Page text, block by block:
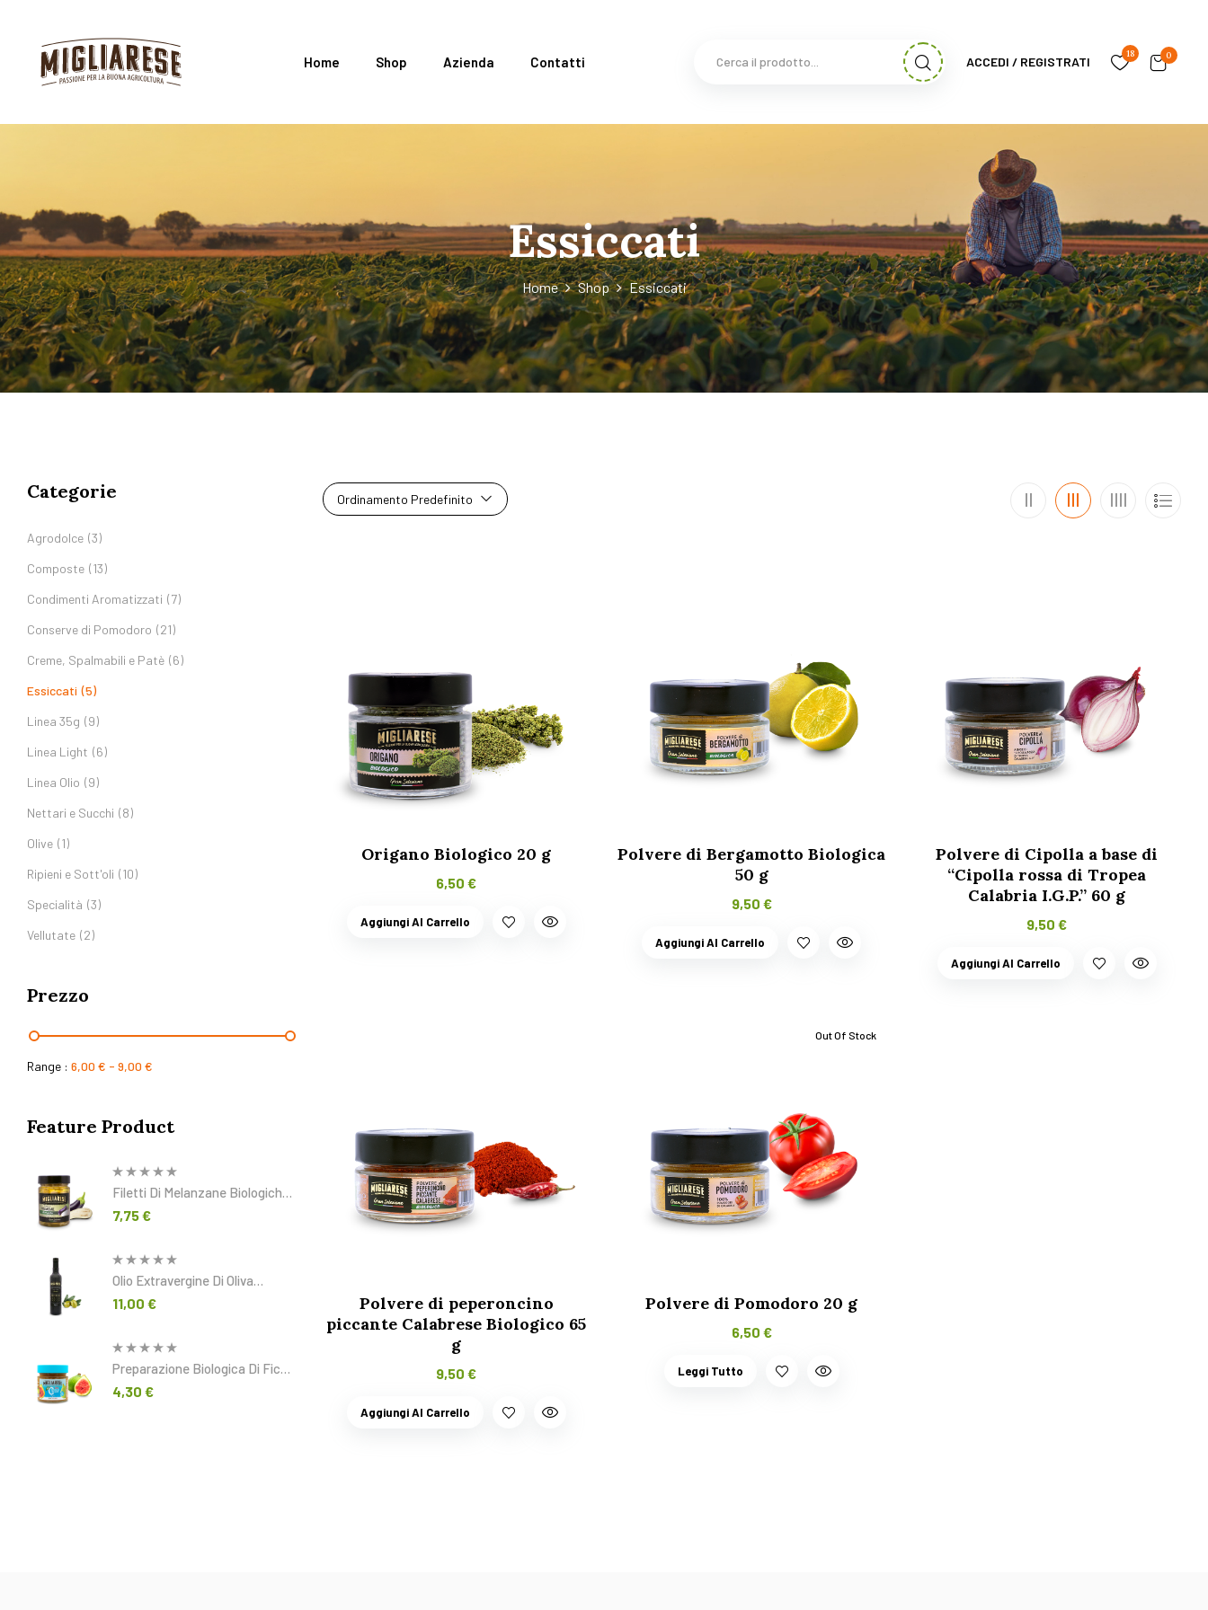
Home Shop Azienda Contatti ACCEDI / REGISTRATI 18 0
Essiccati
Home Shop Essiccati
Categorie
Agrodolce (3)
Composte (13)
Condimenti Aromatizzati (7)
Conserve di Pomodoro (21)
Creme, Spalmabili e Patè (6)
Essiccati (5)
Linea 35g (9)
Linea Light (6)
Linea Olio (9)
Nettari e Succhi (8)
Olive (1)
Ripieni e Sott'oli (10)
Specialità (3)
Vellutate (2)
Prezzo
Range : 6,00 € - 9,00 €
Feature Product
Filetti Di Melanzane Biologiche
In Olio Extravergine Di Oliva 320
7,75€
Olio Extravergine Di Oliva
Biologico FRUTTATO 500 Ml
11,00 €
Preparazione Biologica Di Fichi
Con Edulcorante 240 G
4,30 €
Ordinamento Predefinito
Origano Biologico 20 g
6,50€
Aggiungi Al Carrello
Polvere di Bergamotto Biologica
50 g
9,50 €
Aggiungi Al Carrello
Polvere di Cipolla a base di
“Cipolla rossa di Tropea
Calabria I.G.P.” 60 g
9,50€
Aggiungi Al Carrello
Polvere di peperoncino
piccante Calabrese Biologico 65
g
9,50€
Aggiungi Al Carrello
Out Of Stock
Polvere di Pomodoro 20 g
6,50 €
Leggi Tutto